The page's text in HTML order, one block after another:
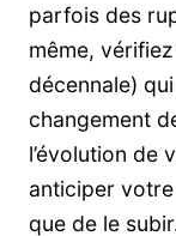
parfois des
même,
décennale)
changement
l’évolution de
anticiper
que de le